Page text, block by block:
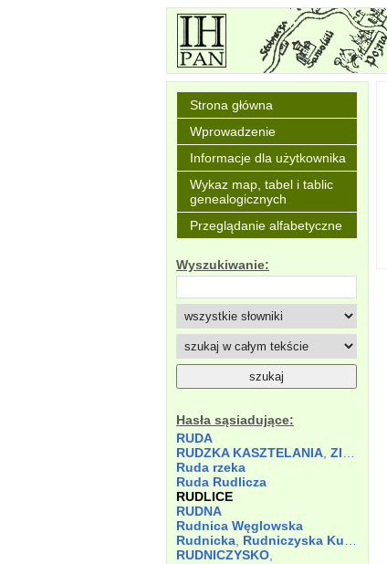
Strona główna
Wprowadzenie
Informacje dla użytkownika
Wykaz map, tabel i tablic
genealogicznych
Przeglądanie alfabetyczne
Wyszukiwanie:
Hasła sąsiadujące:
RUDA
RUDZKA KASZTELANIA ZIEMIA
Ruda rzeka
Ruda Rudlicza
RUDLICE
RUDNA
Rudnica Węglowska
Rudnicka Rudniczyska Kuźnica
RUDNICZYSKO